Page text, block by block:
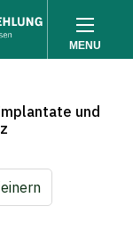
MENU
und